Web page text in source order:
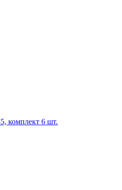
комплект 6 шт.